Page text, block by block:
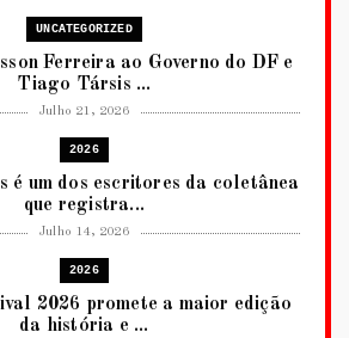
UNCATEGORIZED
Ferreira ao Governo do DF e
Tiago Társis ...
Julho 21, 2026
2026
é um dos escritores da coletânea
que registra...
Julho 14, 2026
2026
2026 promete a maior edição
da história e ...